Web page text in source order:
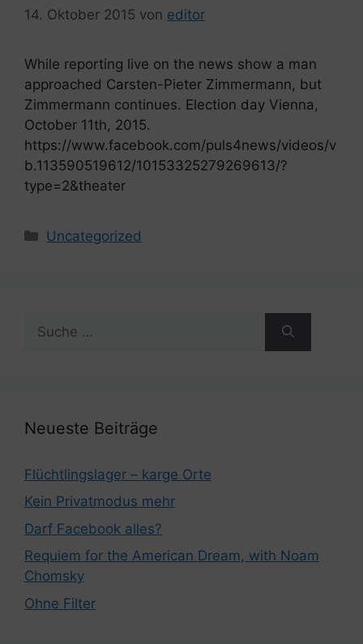
14. Oktober 2015 von editor
While reporting live on the news show a man
approached Carsten-Pieter Zimmermann, but
Zimmermann continues. Election day Vienna,
October 11th, 2015.
https://www.facebook.com/puls4news/videos/v
b.113590519612/10153325279269613/?
type=2&theater
Kategorien
Uncategorized
nach:
Neueste Beiträge
Flüchtlingslager – karge Orte
Kein Privatmodus mehr
Darf Facebook alles?
Requiem for the American Dream, with Noam
Chomsky
Ohne Filter